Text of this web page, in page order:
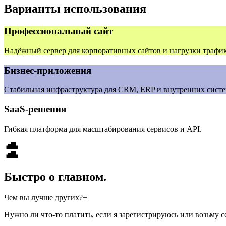
Варианты использования
Профессиональный сайт
Надёжный сервер для корпоративных сайтов и нагрузки
Бизнес‑приложения
Стабильная инфраструктура для CRM, ERP и внутренних
SaaS‑решения
Гибкая платформа для масштабирования сервисов и API.
Быстро о главном.
Чем вы лучше других?+
У нас отличный набор опций, включённых в наши услуги.
Нужно ли что-то платить, если я зарегистрируюсь или возьму